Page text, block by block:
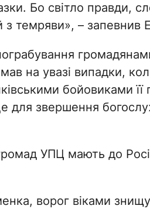
Бо світло правди,
темряви», – запевнив
на увазі випадки,
бойовиками її
для звершення
УПЦ мають до
ворог віками